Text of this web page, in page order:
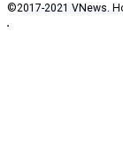
©2017-2021 VNews.